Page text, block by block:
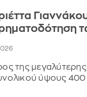
της
ύψους 400